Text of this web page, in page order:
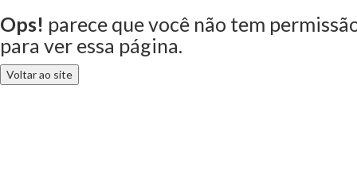
Ops! parece que você não tem
para ver essa página.
Voltar ao site